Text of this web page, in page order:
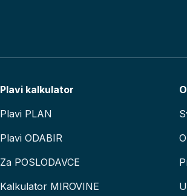
Plavi kalkulator
Plavi PLAN
Plavi ODABIR
Za POSLODAVCE
Kalkulator MIROVINE